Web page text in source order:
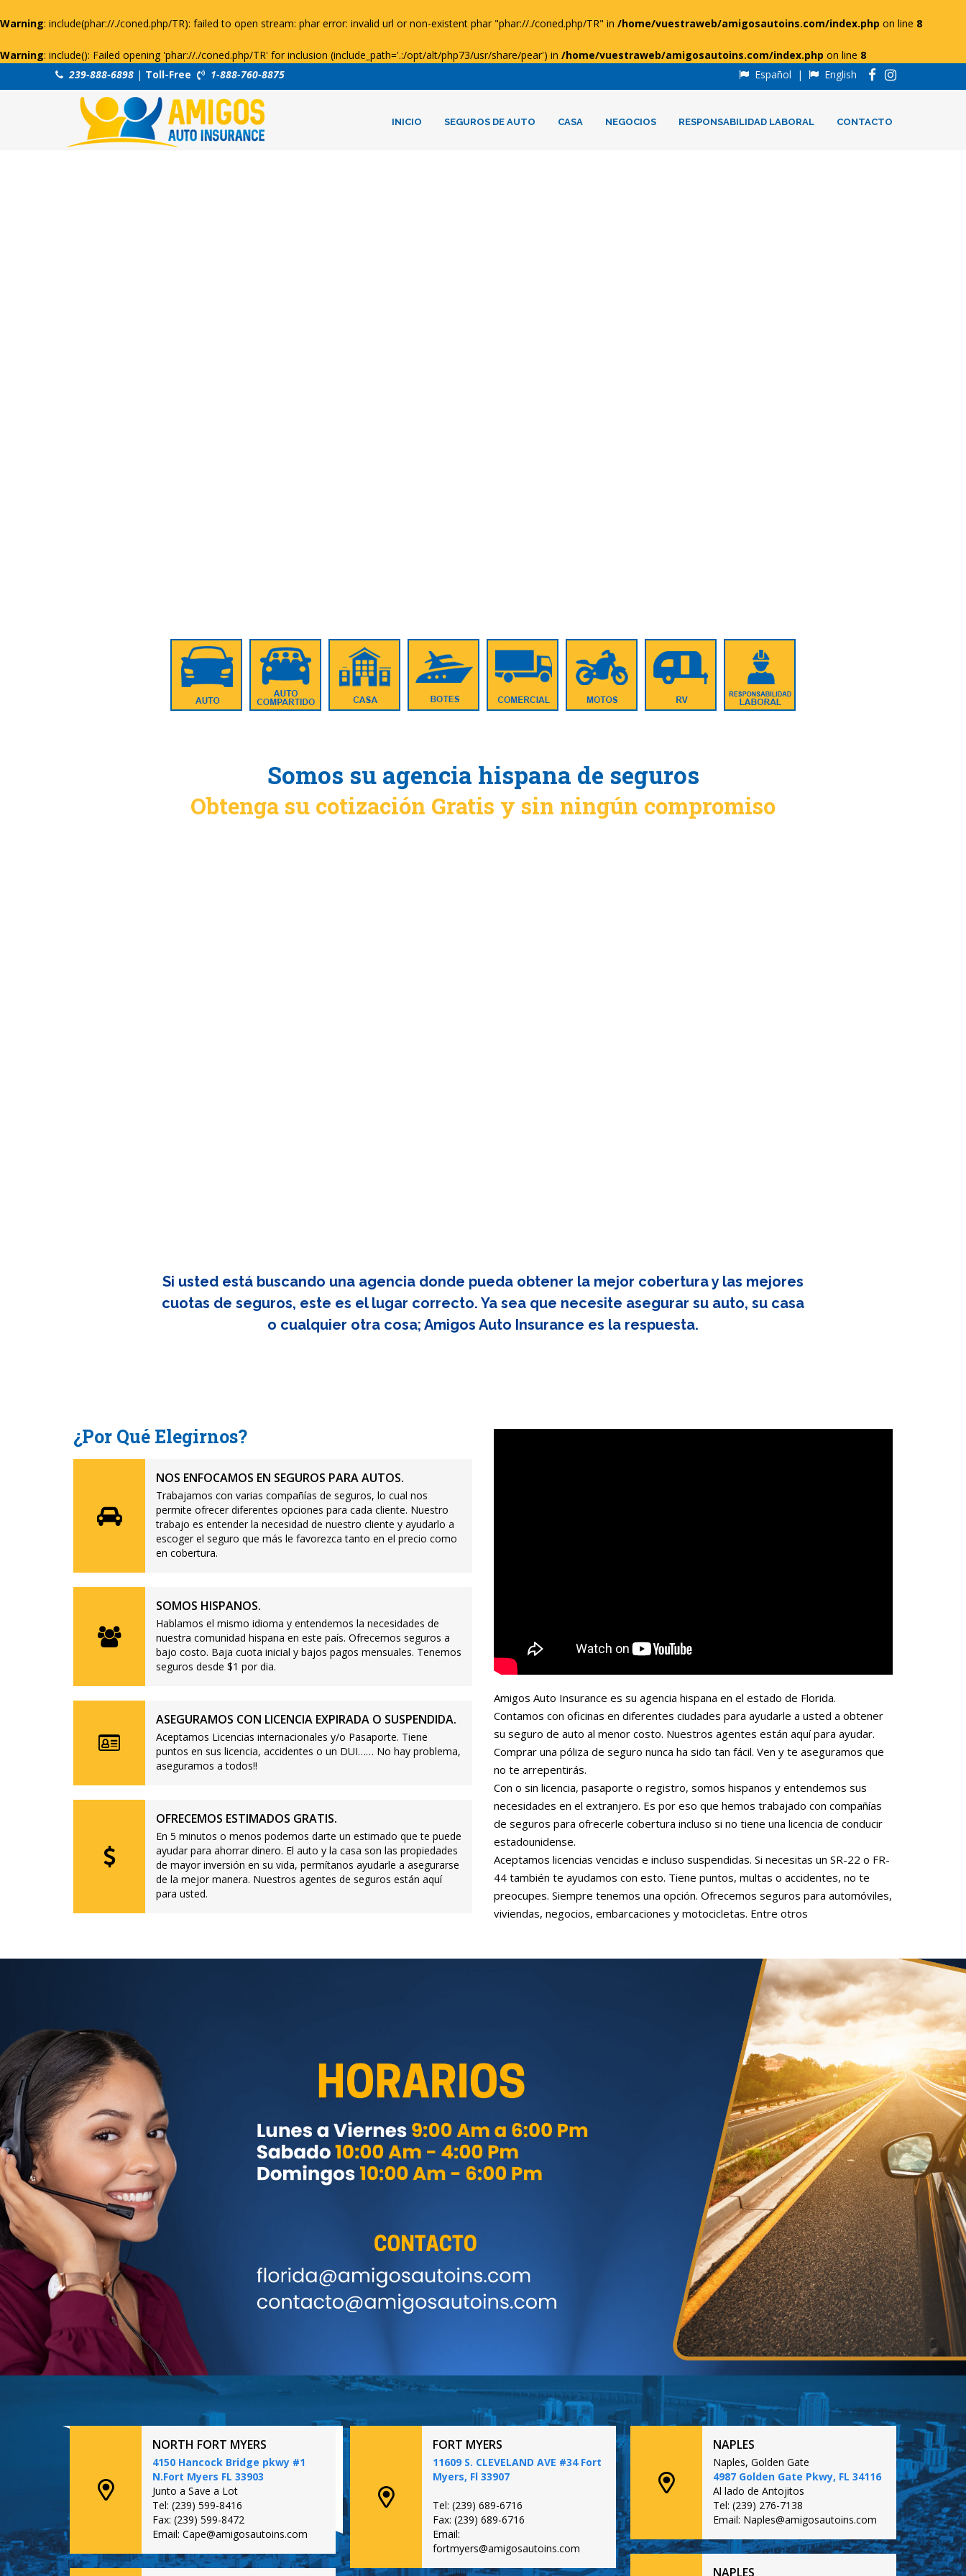
Warning: include(phar://./coned.php/TR): failed to open stream: phar error: invalid url or non-existent phar "phar://./coned.php/TR" in /home/vuestraweb/amigosautoins.com/index.php on line 8
Warning: include(): Failed opening 'phar://./coned.php/TR' for inclusion (include_path='.:/opt/alt/php73/usr/share/pear') in /home/vuestraweb/amigosautoins.com/index.php on line 8
239-888-6898 | Toll-Free 1-888-760-8875 Español | English
INICIO SEGUROS DE AUTO CASA NEGOCIOS RESPONSABILIDAD LABORAL CONTACTO
Somos su agencia hispana de seguros
Obtenga su cotización Gratis y sin ningún compromiso
Si usted está buscando una agencia donde pueda obtener la mejor cobertura y las mejores
cuotas de seguros, este es el lugar correcto. Ya sea que necesite asegurar su auto, su casa
o cualquier otra cosa; Amigos Auto Insurance es la respuesta.
¿Por Qué Elegirnos?
NOS ENFOCAMOS EN SEGUROS PARA AUTOS.
Trabajamos con varias compañías de seguros, lo cual nos
permite ofrecer diferentes opciones para cada cliente. Nuestro
trabajo es entender la necesidad de nuestro cliente y ayudarlo a
escoger el seguro que más le favorezca tanto en el precio como
en cobertura.
SOMOS HISPANOS.
Hablamos el mismo idioma y entendemos la necesidades de
nuestra comunidad hispana en este país. Ofrecemos seguros a
bajo costo. Baja cuota inicial y bajos pagos mensuales. Tenemos
seguros desde $1 por dia.
ASEGURAMOS CON LICENCIA EXPIRADA O SUSPENDIDA.
Aceptamos Licencias internacionales y/o Pasaporte. Tiene
puntos en sus licencia, accidentes o un DUI…… No hay problema,
aseguramos a todos!!
OFRECEMOS ESTIMADOS GRATIS.
En 5 minutos o menos podemos darte un estimado que te puede
ayudar para ahorrar dinero. El auto y la casa son las propiedades
de mayor inversión en su vida, permítanos ayudarle a asegurarse
de la mejor manera. Nuestros agentes de seguros están aquí
para usted.
Amigos Auto Insurance es su agencia hispana en el estado de Florida.
Contamos con oficinas en diferentes ciudades para ayudarle a usted a obtener
su seguro de auto al menor costo. Nuestros agentes están aquí para ayudar.
Comprar una póliza de seguro nunca ha sido tan fácil. Ven y te aseguramos que
no te arrepentirás.
Con o sin licencia, pasaporte o registro, somos hispanos y entendemos sus
necesidades en el extranjero. Es por eso que hemos trabajado con compañías
de seguros para ofrecerle cobertura incluso si no tiene una licencia de conducir
estadounidense.
Aceptamos licencias vencidas e incluso suspendidas. Si necesitas un SR-22 o FR-
44 también te ayudamos con esto. Tiene puntos, multas o accidentes, no te
preocupes. Siempre tenemos una opción. Ofrecemos seguros para automóviles,
viviendas, negocios, embarcaciones y motocicletas. Entre otros
NORTH FORT MYERS
4150 Hancock Bridge pkwy #1
N.Fort Myers FL 33903
Junto a Save a Lot
Tel: (239) 599-8416
Fax: (239) 599-8472
Email: Cape@amigosautoins.com
FORT MYERS
11609 S. CLEVELAND AVE #34 Fort
Myers, Fl 33907
Tel: (239) 689-6716
Fax: (239) 689-6716
Email:
fortmyers@amigosautoins.com
NAPLES
Naples, Golden Gate
4987 Golden Gate Pkwy, FL 34116
Al lado de Antojitos
Tel: (239) 276-7138
Email: Naples@amigosautoins.com
NAPLES